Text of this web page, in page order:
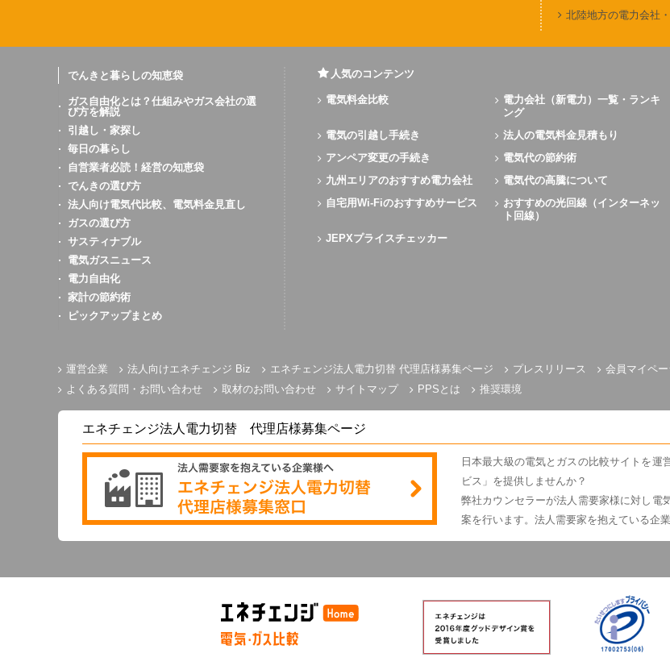
北陸地方の電力会社
でんきと暮らしの知恵袋
ガス自由化とは？仕組みやガス会社の選
び方を解説
引越し・家探し
毎日の暮らし
自営業者必読！経営の知恵袋
でんきの選び方
法人向け電気代比較、電気料金見直し
ガスの選び方
サスティナブル
電気ガスニュース
電力自由化
家計の節約術
ピックアップまとめ
人気のコンテンツ
電気料金比較
電力会社（新電力）一覧・ランキ
ング
電気の引越し手続き 法人の電気料金見積もり
アンペア変更の手続き
電気代の節約術
九州エリアのおすすめ電力会社
電気代の高騰について
自宅用Wi-Fiのおすすめサービス
おすすめの光回線（インターネッ
ト回線）
JEPXプライスチェッカー
運営企業 法人向けエネチェンジ Biz エネチェンジ法人電力切替 代理店様募集ページ プレスリリース 会員マイペー
よくある質問・お問い合わせ
取材のお問い合わせ サイトマップ PPSとは 推奨環境
エネチェンジ法人電力切替 代理店様募集ページ
日本最大級の電気とガスの比較サイトを
ビス」を提供しませんか？
弊社カウンセラーが法人需要家様に対し電
案を行います。法人需要家を抱えている企
電気とガスのかんたん比較 エネチェンジ